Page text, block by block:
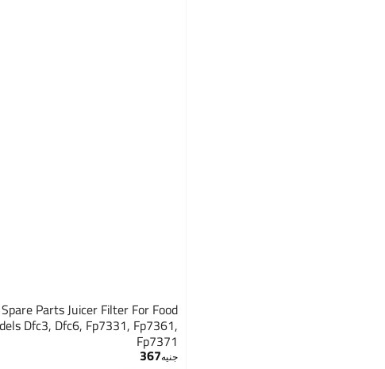
Parts Juicer Filter For Food
Dfc3, Dfc6, Fp7331, Fp7361,
Fp7371
جنيه367